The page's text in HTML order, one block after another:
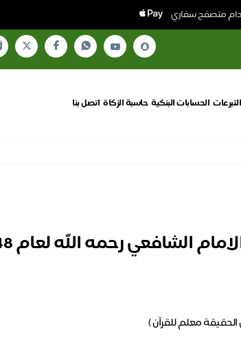
متصفح سفاري
الحسابات البنكية حاسبة الزكاة اتصل بنا
(الذي يدفع ماله لتعليم القرآن هو في الحقيقة معلم للقرآن ‏)